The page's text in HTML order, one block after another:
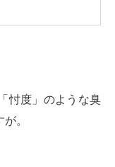
忖度」のような臭
。